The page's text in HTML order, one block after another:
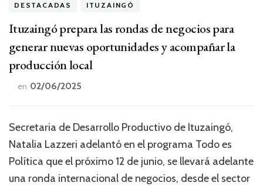
DESTACADAS ITUZAINGÓ
Ituzaingó prepara las rondas de negocios para
generar nuevas oportunidades y acompañar la
producción local
en 02/06/2025
Secretaria de Desarrollo Productivo de Ituzaingó,
Natalia Lazzeri adelantó en el programa Todo es
Política que el próximo 12 de junio, se llevará adelante
una ronda internacional de negocios, desde el sector